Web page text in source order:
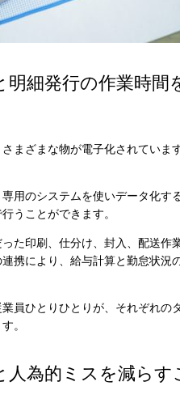
細発行の作業時間
まざまな物が電子化されていま
用のシステムを使いデータ化す
うことができます。
た印刷、仕分け、封入、配送作
携により、給与計算と勤怠状況
員ひとりひとりが、それぞれの
。
人為的ミスを減らす